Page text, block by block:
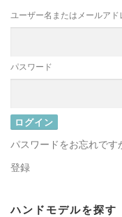
ユーザー名またはメールアド
パスワード
パスワードをお忘れです
登録
ハンドモデルを探す